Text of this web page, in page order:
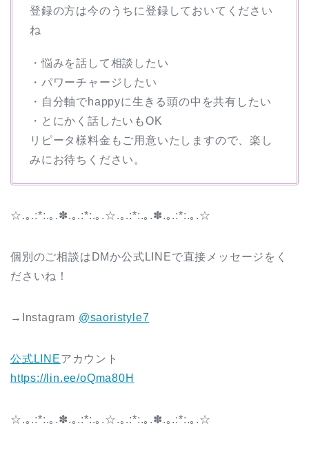
登録の方は今のうちに登録しておいてください
ね
・悩みを話して相談したい
・パワーチャージしたい
・自分軸でhappyに生きる頭の中を共有したい
・とにかく話したいもOK
リピータ様料金もご用意いたしますので、楽し
みにお待ちください。
☆.｡.:*:.｡.✽.｡.:*:.｡.☆.｡.:*:.｡.✽.｡.:*:.｡.☆
個別のご相談はDMか公式LINEで直接メッセージをく
ださいね！
→Instagram @saoristyle7
公式LINEアカウント
https://lin.ee/oQma80H
☆.｡.:*:.｡.✽.｡.:*:.｡.☆.｡.:*:.｡.✽.｡.:*:.｡.☆